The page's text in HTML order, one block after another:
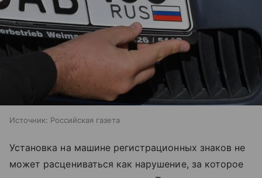
Источник: Российская газета
Установка на машине регистрационных знаков не
может расцениваться как нарушение, за которое